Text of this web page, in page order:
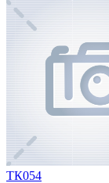
ТК054